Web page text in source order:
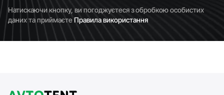
Натискаючи кнопку, ви погоджуєтеся з обробкою особистих
даних та приймаєтеПравила використання